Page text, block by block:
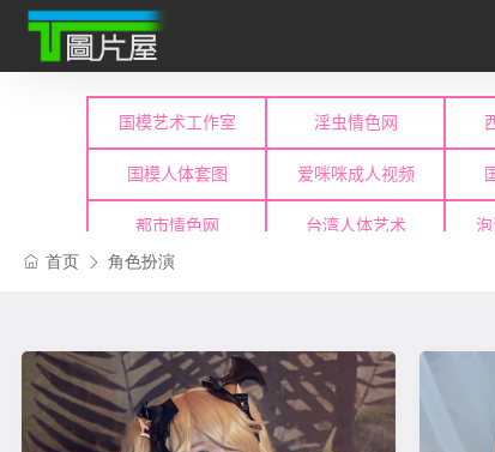
首页 角色扮演